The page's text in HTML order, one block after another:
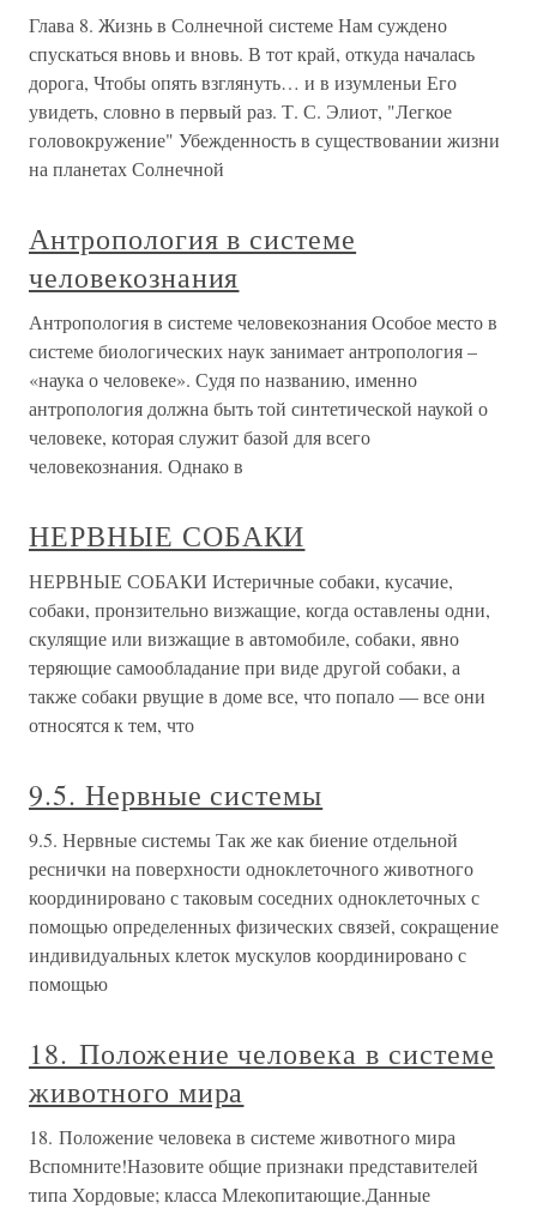
Глава 8. Жизнь в Солнечной системе Нам суждено
спускаться вновь и вновь. В тот край, откуда началась
дорога, Чтобы опять взглянуть… и в изумленьи Его
увидеть, словно в первый раз. Т. С. Элиот, "Легкое
головокружение" Убежденность в существовании жизни
на планетах Солнечной
Антропология в системе
человекознания
Антропология в системе человекознания Особое место в
системе биологических наук занимает антропология –
«наука о человеке». Судя по названию, именно
антропология должна быть той синтетической наукой о
человеке, которая служит базой для всего
человекознания. Однако в
НЕРВНЫЕ СОБАКИ
НЕРВНЫЕ СОБАКИ Истеричные собаки, кусачие,
собаки, пронзительно визжащие, когда оставлены одни,
скулящие или визжащие в автомобиле, собаки, явно
теряющие самообладание при виде другой собаки, а
также собаки рвущие в доме все, что попало — все они
относятся к тем, что
9.5. Нервные системы
9.5. Нервные системы Так же как биение отдельной
реснички на поверхности одноклеточного животного
координировано с таковым соседних одноклеточных с
помощью определенных физических связей, сокращение
индивидуальных клеток мускулов координировано с
помощью
18. Положение человека в системе
животного мира
18. Положение человека в системе животного мира
Вспомните!Назовите общие признаки представителей
типа Хордовые; класса Млекопитающие.Данные